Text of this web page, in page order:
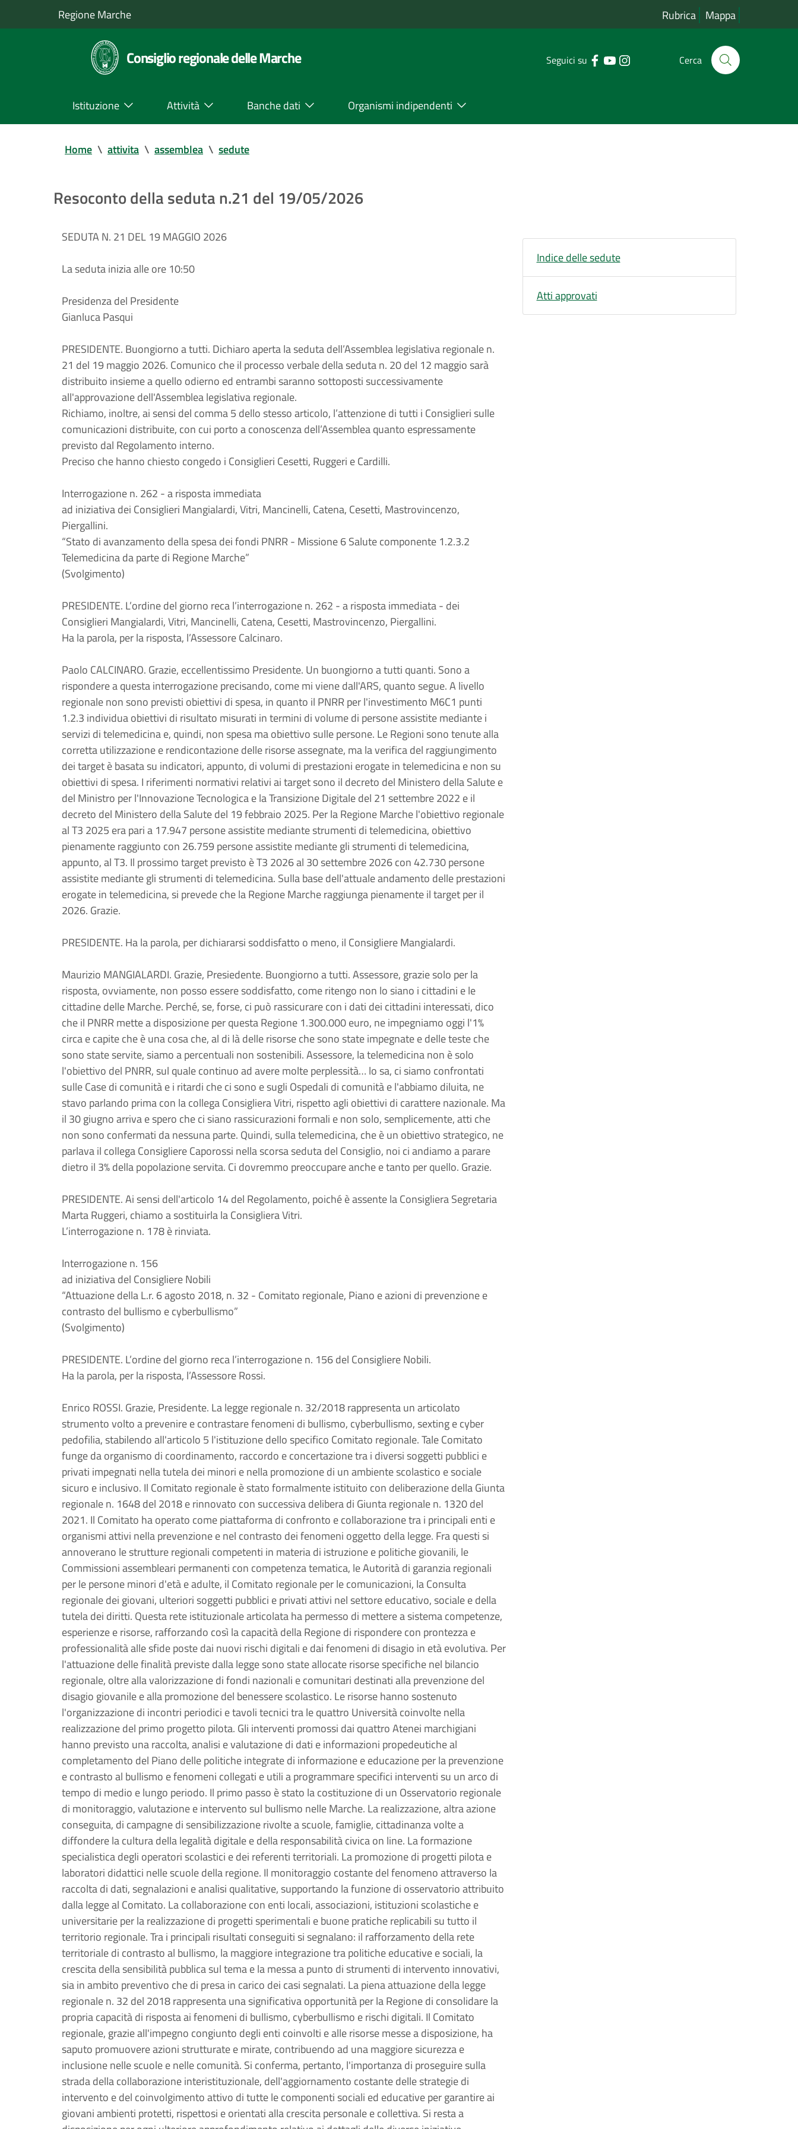
Regione Marche Rubrica Mappa
Consiglio regionale delle Marche Seguici su Cerca
Istituzione Attività Banche dati Organismi indipendenti
Home \ attivita \ assemblea \ sedute
Resoconto della seduta n.21 del 19/05/2026
SEDUTA N. 21 DEL 19 MAGGIO 2026
La seduta inizia alle ore 10:50
Presidenza del Presidente
Gianluca Pasqui
PRESIDENTE. Buongiorno a tutti. Dichiaro aperta la seduta dell’Assemblea legislativa regionale n.
21 del 19 maggio 2026. Comunico che il processo verbale della seduta n. 20 del 12 maggio sarà
distribuito insieme a quello odierno ed entrambi saranno sottoposti successivamente
all'approvazione dell'Assemblea legislativa regionale.
Richiamo, inoltre, ai sensi del comma 5 dello stesso articolo, l’attenzione di tutti i Consiglieri sulle
comunicazioni distribuite, con cui porto a conoscenza dell’Assemblea quanto espressamente
previsto dal Regolamento interno.
Preciso che hanno chiesto congedo i Consiglieri Cesetti, Ruggeri e Cardilli.
Interrogazione n. 262 - a risposta immediata
ad iniziativa dei Consiglieri Mangialardi, Vitri, Mancinelli, Catena, Cesetti, Mastrovincenzo,
Piergallini.
“Stato di avanzamento della spesa dei fondi PNRR - Missione 6 Salute componente 1.2.3.2
Telemedicina da parte di Regione Marche”
(Svolgimento)
PRESIDENTE. L’ordine del giorno reca l’interrogazione n. 262 - a risposta immediata - dei
Consiglieri Mangialardi, Vitri, Mancinelli, Catena, Cesetti, Mastrovincenzo, Piergallini.
Ha la parola, per la risposta, l’Assessore Calcinaro.
Paolo CALCINARO. Grazie, eccellentissimo Presidente. Un buongiorno a tutti quanti. Sono a
rispondere a questa interrogazione precisando, come mi viene dall'ARS, quanto segue. A livello
regionale non sono previsti obiettivi di spesa, in quanto il PNRR per l'investimento M6C1 punti
1.2.3 individua obiettivi di risultato misurati in termini di volume di persone assistite mediante i
servizi di telemedicina e, quindi, non spesa ma obiettivo sulle persone. Le Regioni sono tenute alla
corretta utilizzazione e rendicontazione delle risorse assegnate, ma la verifica del raggiungimento
dei target è basata su indicatori, appunto, di volumi di prestazioni erogate in telemedicina e non su
obiettivi di spesa. I riferimenti normativi relativi ai target sono il decreto del Ministero della Salute e
del Ministro per l'Innovazione Tecnologica e la Transizione Digitale del 21 settembre 2022 e il
decreto del Ministero della Salute del 19 febbraio 2025. Per la Regione Marche l'obiettivo regionale
al T3 2025 era pari a 17.947 persone assistite mediante strumenti di telemedicina, obiettivo
pienamente raggiunto con 26.759 persone assistite mediante gli strumenti di telemedicina,
appunto, al T3. Il prossimo target previsto è T3 2026 al 30 settembre 2026 con 42.730 persone
assistite mediante gli strumenti di telemedicina. Sulla base dell'attuale andamento delle prestazioni
erogate in telemedicina, si prevede che la Regione Marche raggiunga pienamente il target per il
2026. Grazie.
PRESIDENTE. Ha la parola, per dichiararsi soddisfatto o meno, il Consigliere Mangialardi.
Maurizio MANGIALARDI. Grazie, Presiedente. Buongiorno a tutti. Assessore, grazie solo per la
risposta, ovviamente, non posso essere soddisfatto, come ritengo non lo siano i cittadini e le
cittadine delle Marche. Perché, se, forse, ci può rassicurare con i dati dei cittadini interessati, dico
che il PNRR mette a disposizione per questa Regione 1.300.000 euro, ne impegniamo oggi l'1%
circa e capite che è una cosa che, al di là delle risorse che sono state impegnate e delle teste che
sono state servite, siamo a percentuali non sostenibili. Assessore, la telemedicina non è solo
l'obiettivo del PNRR, sul quale continuo ad avere molte perplessità… lo sa, ci siamo confrontati
sulle Case di comunità e i ritardi che ci sono e sugli Ospedali di comunità e l'abbiamo diluita, ne
stavo parlando prima con la collega Consigliera Vitri, rispetto agli obiettivi di carattere nazionale. Ma
il 30 giugno arriva e spero che ci siano rassicurazioni formali e non solo, semplicemente, atti che
non sono confermati da nessuna parte. Quindi, sulla telemedicina, che è un obiettivo strategico, ne
parlava il collega Consigliere Caporossi nella scorsa seduta del Consiglio, noi ci andiamo a parare
dietro il 3% della popolazione servita. Ci dovremmo preoccupare anche e tanto per quello. Grazie.
PRESIDENTE. Ai sensi dell'articolo 14 del Regolamento, poiché è assente la Consigliera Segretaria
Marta Ruggeri, chiamo a sostituirla la Consigliera Vitri.
L’interrogazione n. 178 è rinviata.
Interrogazione n. 156
ad iniziativa del Consigliere Nobili
“Attuazione della L.r. 6 agosto 2018, n. 32 - Comitato regionale, Piano e azioni di prevenzione e
contrasto del bullismo e cyberbullismo”
(Svolgimento)
PRESIDENTE. L’ordine del giorno reca l’interrogazione n. 156 del Consigliere Nobili.
Ha la parola, per la risposta, l’Assessore Rossi.
Enrico ROSSI. Grazie, Presidente. La legge regionale n. 32/2018 rappresenta un articolato
strumento volto a prevenire e contrastare fenomeni di bullismo, cyberbullismo, sexting e cyber
pedofilia, stabilendo all'articolo 5 l'istituzione dello specifico Comitato regionale. Tale Comitato
funge da organismo di coordinamento, raccordo e concertazione tra i diversi soggetti pubblici e
privati impegnati nella tutela dei minori e nella promozione di un ambiente scolastico e sociale
sicuro e inclusivo. Il Comitato regionale è stato formalmente istituito con deliberazione della Giunta
regionale n. 1648 del 2018 e rinnovato con successiva delibera di Giunta regionale n. 1320 del
2021. Il Comitato ha operato come piattaforma di confronto e collaborazione tra i principali enti e
organismi attivi nella prevenzione e nel contrasto dei fenomeni oggetto della legge. Fra questi si
annoverano le strutture regionali competenti in materia di istruzione e politiche giovanili, le
Commissioni assembleari permanenti con competenza tematica, le Autorità di garanzia regionali
per le persone minori d'età e adulte, il Comitato regionale per le comunicazioni, la Consulta
regionale dei giovani, ulteriori soggetti pubblici e privati attivi nel settore educativo, sociale e della
tutela dei diritti. Questa rete istituzionale articolata ha permesso di mettere a sistema competenze,
esperienze e risorse, rafforzando così la capacità della Regione di rispondere con prontezza e
professionalità alle sfide poste dai nuovi rischi digitali e dai fenomeni di disagio in età evolutiva. Per
l'attuazione delle finalità previste dalla legge sono state allocate risorse specifiche nel bilancio
regionale, oltre alla valorizzazione di fondi nazionali e comunitari destinati alla prevenzione del
disagio giovanile e alla promozione del benessere scolastico. Le risorse hanno sostenuto
l'organizzazione di incontri periodici e tavoli tecnici tra le quattro Università coinvolte nella
realizzazione del primo progetto pilota. Gli interventi promossi dai quattro Atenei marchigiani
hanno previsto una raccolta, analisi e valutazione di dati e informazioni propedeutiche al
completamento del Piano delle politiche integrate di informazione e educazione per la prevenzione
e contrasto al bullismo e fenomeni collegati e utili a programmare specifici interventi su un arco di
tempo di medio e lungo periodo. Il primo passo è stato la costituzione di un Osservatorio regionale
di monitoraggio, valutazione e intervento sul bullismo nelle Marche. La realizzazione, altra azione
conseguita, di campagne di sensibilizzazione rivolte a scuole, famiglie, cittadinanza volte a
diffondere la cultura della legalità digitale e della responsabilità civica on line. La formazione
specialistica degli operatori scolastici e dei referenti territoriali. La promozione di progetti pilota e
laboratori didattici nelle scuole della regione. Il monitoraggio costante del fenomeno attraverso la
raccolta di dati, segnalazioni e analisi qualitative, supportando la funzione di osservatorio attribuito
dalla legge al Comitato. La collaborazione con enti locali, associazioni, istituzioni scolastiche e
universitarie per la realizzazione di progetti sperimentali e buone pratiche replicabili su tutto il
territorio regionale. Tra i principali risultati conseguiti si segnalano: il rafforzamento della rete
territoriale di contrasto al bullismo, la maggiore integrazione tra politiche educative e sociali, la
crescita della sensibilità pubblica sul tema e la messa a punto di strumenti di intervento innovativi,
sia in ambito preventivo che di presa in carico dei casi segnalati. La piena attuazione della legge
regionale n. 32 del 2018 rappresenta una significativa opportunità per la Regione di consolidare la
propria capacità di risposta ai fenomeni di bullismo, cyberbullismo e rischi digitali. Il Comitato
regionale, grazie all'impegno congiunto degli enti coinvolti e alle risorse messe a disposizione, ha
saputo promuovere azioni strutturate e mirate, contribuendo ad una maggiore sicurezza e
inclusione nelle scuole e nelle comunità. Si conferma, pertanto, l'importanza di proseguire sulla
strada della collaborazione interistituzionale, dell'aggiornamento costante delle strategie di
intervento e del coinvolgimento attivo di tutte le componenti sociali ed educative per garantire ai
giovani ambienti protetti, rispettosi e orientati alla crescita personale e collettiva. Si resta a
Indice delle sedute
Atti approvati